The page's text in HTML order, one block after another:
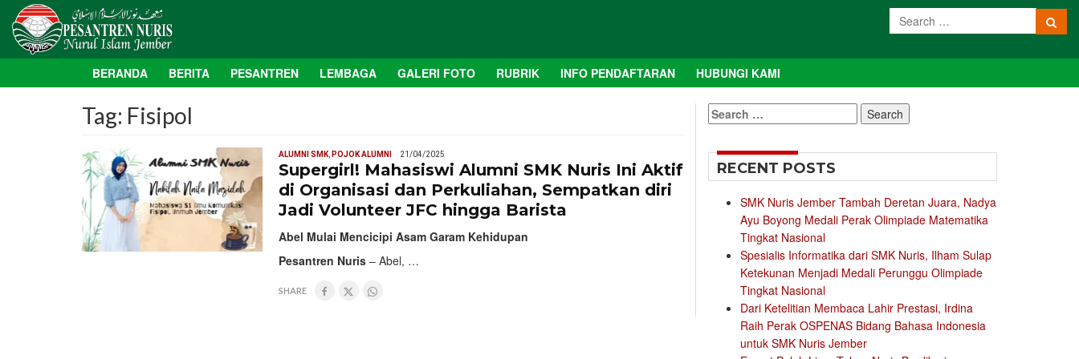
BERANDA BERITA PESANTREN LEMBAGA GALERI FOTO RUBRIK INFO PENDAFTARAN HUBUNGI KAMI
Tag: Fisipol
ALUMNI SMK, POJOK ALUMNI 21/04/2025
Supergirl! Mahasiswi Alumni SMK Nuris Ini Aktif
di Organisasi dan Perkuliahan, Sempatkan diri
Jadi Volunteer JFC hingga Barista
Abel Mulai Mencicipi Asam Garam Kehidupan
Pesantren Nuris– Abel, …
SHARE
Search
for:
RECENT POSTS
SMK Nuris Jember Tambah Deretan Juara, Nadya
Ayu Boyong Medali Perak Olimpiade Matematika
Tingkat Nasional
Spesialis Informatika dari SMK Nuris, Ilham Sulap
Ketekunan Menjadi Medali Perunggu Olimpiade
Tingkat Nasional
Dari Ketelitian Membaca Lahir Prestasi, Irdina
Raih Perak OSPENAS Bidang Bahasa Indonesia
untuk SMK Nuris Jember